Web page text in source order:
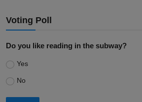
Voting Poll
Do you like reading in the subway?
Yes
No